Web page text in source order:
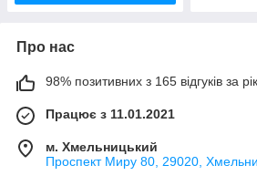
Про нас
98% позитивних з 165 відгуків за рік
Працює з 11.01.2021
м. Хмельницький
Проспект Миру 80, 29020,